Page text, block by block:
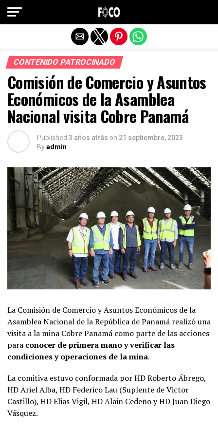
CONTENIDO PATROCINADO
Comisión de Comercio y Asuntos
Económicos de la Asamblea
Nacional visita Cobre Panamá
Published 3 años atrás on 21 septiembre, 2023
Byadmin
La Comisión de Comercio y Asuntos Económicos de la
Asamblea Nacional de la República de Panamá realizó una
visita a la mina Cobre Panamá como parte de las acciones
para conocer de primera mano y verificar las
condiciones y operaciones de la mina.
La comitiva estuvo conformada por HD Roberto Ábrego,
HD Ariel Alba, HD Federico Lau (Suplente de Victor
Castillo), HD Elias Vigil, HD Alain Cedeño y HD Juan Diego
Vásquez.
Salir de la versión móvil